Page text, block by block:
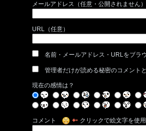
メールアドレス（任意・公開されません）
URL（任意）
名前・メールアドレス・URLをブラ
管理者だけが読める秘密のコメント
現在の感情は？
コメント クリックで絵文字を使用